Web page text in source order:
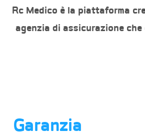
Rc Medico è la piattaforma
agenzia di assicurazione
Garanzia